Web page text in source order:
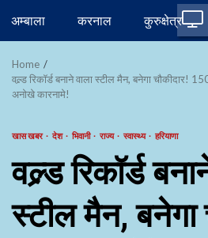
content
अम्बाला करनाल कुरुक्षेत्र
Home
वल्र्ड रिकॉर्ड बनाने वाला स्टील मैन, बनेगा
अनोखे कारनामे!
खास खबर देश भिवानी राज्य स्वास्थ्य हरियाणा
वल्र्ड रिकॉर्ड
स्टील मैन, बनेगा